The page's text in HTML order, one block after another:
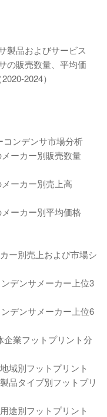
製品およびサービス
の販売数量、平均価
2024）
ンデンサ市場分析
ーカー別販売数量
ーカー別売上高
ーカー別平均価格
ー別売上および市場シ
デンサメーカー上位3
デンサメーカー上位6
企業フットプリント分
域別フットプリント
品タイプ別フットプリ
途別フットプリント